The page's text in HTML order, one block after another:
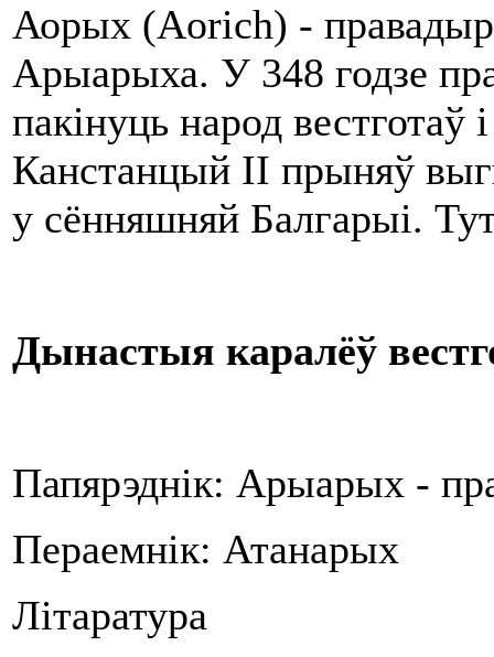
Аорых (Aorich) - правадыр
Арыарыха. У 348 годзе
пакінуць народ
Канстанцый II прыняў
у сённяшняй Балгарыі.
Дынастыя каралёў
Папярэднік: Арыарых -
Пераемнік: Атанарых
Літаратура